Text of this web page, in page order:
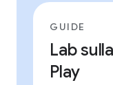
GUIDE
Lab
Play